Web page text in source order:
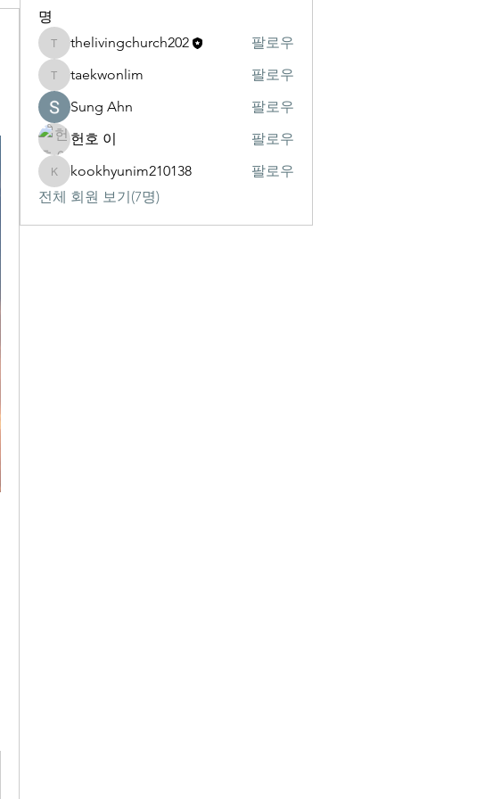
명
thelivingchurch202
thelivingchurch202 팔로우
taekwonlim
taekwonlim
팔로우
Sung Ahn
팔로우
헌호 이
팔로우
kookhyunim210138
kookhyunim210138
팔로우
전체 회원 보기(7명)